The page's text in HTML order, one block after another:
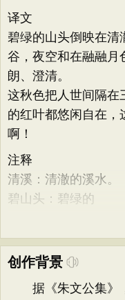
译文
碧绿的山头倒映在清
谷，夜空和在融融月
朗、澄清。
这秋色把人世间隔在
的红叶都悠闲自在，
啊！
注释
清溪：清澈的溪水。
碧山头：碧绿的
创作背景
据《朱文公集》